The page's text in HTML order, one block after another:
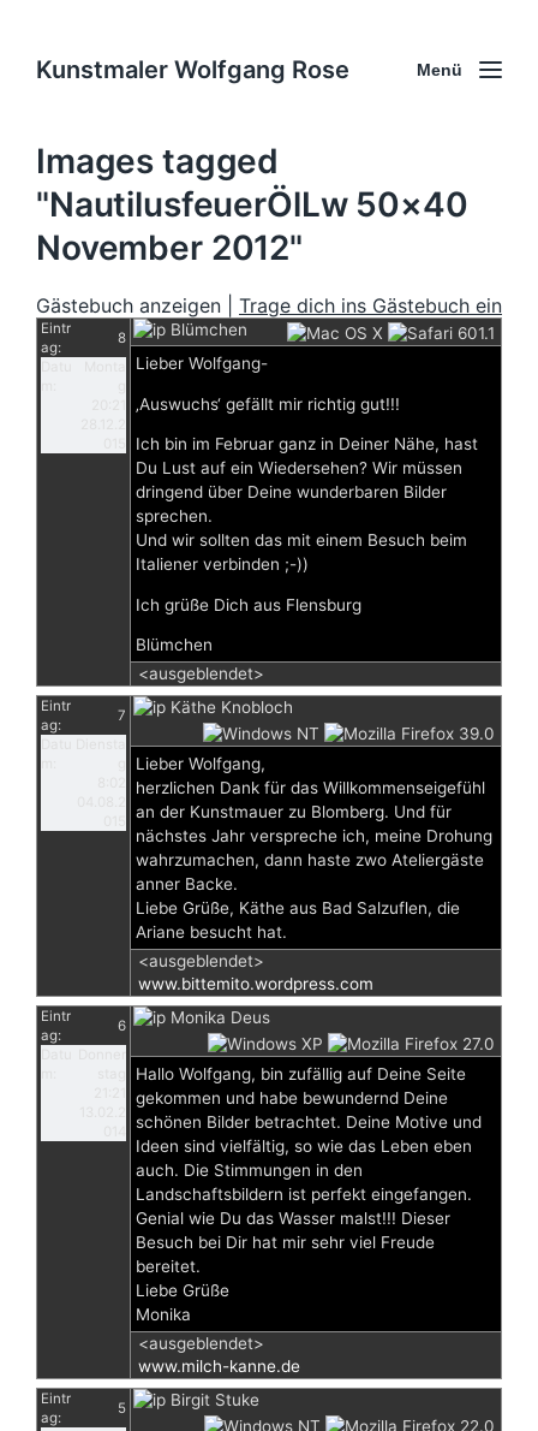
Kunstmaler Wolfgang Rose Menü
Images tagged
"NautilusfeuerÖlLw 50×40
November 2012"
Gästebuch anzeigen | Trage dich ins Gästebuch ein
Eintr
ag:
8
Blümchen
Lieber Wolfgang-
‚Auswuchs‘ gefällt mir richtig gut!!!
Ich bin im Februar ganz in Deiner Nähe, hast
Du Lust auf ein Wiedersehen? Wir müssen
dringend über Deine wunderbaren Bilder
sprechen.
Und wir sollten das mit einem Besuch beim
Italiener verbinden ;-))
Ich grüße Dich aus Flensburg
Blümchen
<ausgeblendet>
Eintr
ag:
7
Käthe Knobloch
Lieber Wolfgang,
herzlichen Dank für das Willkommenseigefühl
an der Kunstmauer zu Blomberg. Und für
nächstes Jahr verspreche ich, meine Drohung
wahrzumachen, dann haste zwo Ateliergäste
anner Backe.
Liebe Grüße, Käthe aus Bad Salzuflen, die
Ariane besucht hat.
<ausgeblendet>
www.bittemito.wordpress.com
Eintr
ag:
6
Monika Deus
Hallo Wolfgang, bin zufällig auf Deine Seite
gekommen und habe bewundernd Deine
schönen Bilder betrachtet. Deine Motive und
Ideen sind vielfältig, so wie das Leben eben
auch. Die Stimmungen in den
Landschaftsbildern ist perfekt eingefangen.
Genial wie Du das Wasser malst!!! Dieser
Besuch bei Dir hat mir sehr viel Freude
bereitet.
Liebe Grüße
Monika
<ausgeblendet>
www.milch-kanne.de
Eintr
ag:
5
Birgit Stuke